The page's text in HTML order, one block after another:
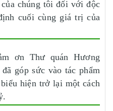
chúng tôi đối với độc
cuối cùng giá trị của
ơn Thư quán Hương
góp sức vào tác phẩm
hiện trở lại một cách